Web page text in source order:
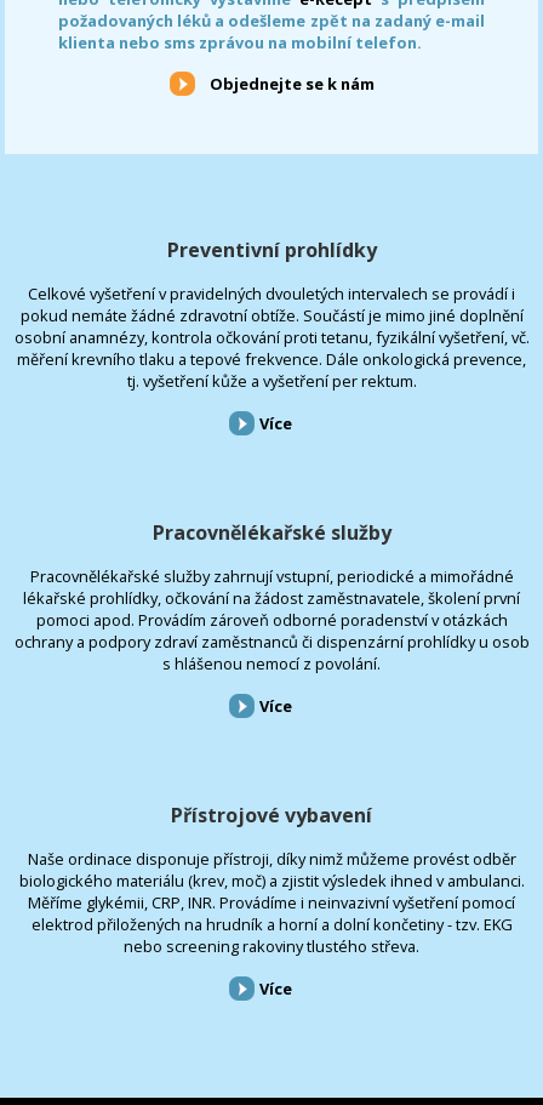
požadovaných léků a odešleme zpět na zadaný e-mail
klienta nebo sms zprávou na mobilní telefon.
Objednejte se k nám
Preventivní prohlídky
Celkové vyšetření v pravidelných dvouletých intervalech se provádí i
pokud nemáte žádné zdravotní obtíže. Součástí je mimo jiné doplnění
osobní anamnézy, kontrola očkování proti tetanu, fyzikální vyšetření, vč.
měření krevního tlaku a tepové frekvence. Dále onkologická prevence,
tj. vyšetření kůže a vyšetření per rektum.
Více
Pracovnělékařské služby
Pracovnělékařské služby zahrnují vstupní, periodické a mimořádné
lékařské prohlídky, očkování na žádost zaměstnavatele, školení první
pomoci apod. Provádím zároveň odborné poradenství v otázkách
ochrany a podpory zdraví zaměstnanců či dispenzární prohlídky u osob
s hlášenou nemocí z povolání.
Více
Přístrojové vybavení
Naše ordinace disponuje přístroji, díky nimž můžeme provést odběr
biologického materiálu (krev, moč) a zjistit výsledek ihned v ambulanci.
Měříme glykémii, CRP, INR. Provádíme i neinvazivní vyšetření pomocí
elektrod přiložených na hrudník a horní a dolní končetiny - tzv. EKG
nebo screening rakoviny tlustého střeva.
Více